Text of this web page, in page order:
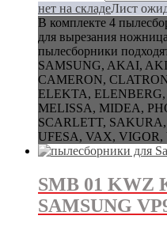
нет на складеЛист
В комплекте 4
для вырезания
пылесборники
SAMSUNG, AKAI,
CAMERON,
ELEKTA,
MELISSA, MIDEA,
SCARLETT,
UFESA, VAX,
SMB 01 KWZ
SAMSUNG